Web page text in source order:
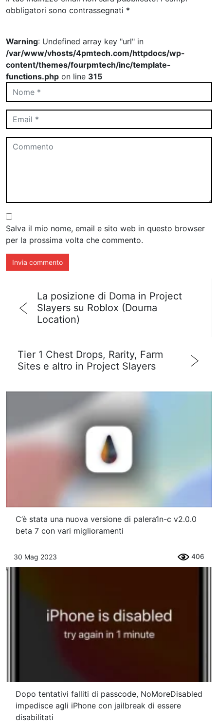
obbligatori sono contrassegnati *
Warning: Undefined array key "url" in
/var/www/vhosts/4pmtech.com/httpdocs/wp-
content/themes/fourpmtech/inc/template-
functions.php on line 315
Salva il mio nome, email e sito web in questo browser
per la prossima volta che commento.
La posizione di Doma in Project
Slayers su Roblox (Douma
Location)
Tier 1 Chest Drops, Rarity, Farm
Sites e altro in Project Slayers
C’è stata una nuova versione di palera1n-c v2.0.0
beta 7 con vari miglioramenti
30 Mag 2023 406
Dopo tentativi falliti di passcode, NoMoreDisabled
impedisce agli iPhone con jailbreak di essere
disabilitati